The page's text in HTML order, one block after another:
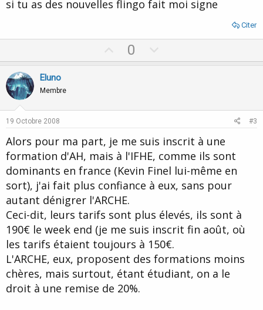
si tu as des nouvelles flingo fait moi signe
Citer
p
t
0
o
v
t
e
Eluno
Membre
19 Octobre 2008 #3
Alors pour ma part, je me suis inscrit à une
formation d'AH, mais à l'IFHE, comme ils sont
dominants en france (Kevin Finel lui-même en
sort), j'ai fait plus confiance à eux, sans pour
autant dénigrer l'ARCHE.
Ceci-dit, leurs tarifs sont plus élevés, ils sont à
190€ le week end (je me suis inscrit fin août, où
les tarifs étaient toujours à 150€.
L'ARCHE, eux, proposent des formations moins
chères, mais surtout, étant étudiant, on a le
droit à une remise de 20%.